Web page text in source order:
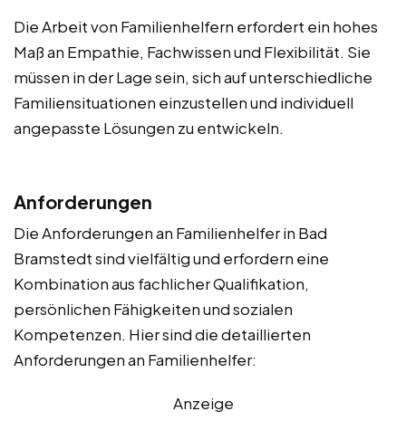
Die Arbeit von Familienhelfern erfordert ein hohes
Maß an Empathie, Fachwissen und Flexibilität. Sie
müssen in der Lage sein, sich auf unterschiedliche
Familiensituationen einzustellen und individuell
angepasste Lösungen zu entwickeln.
Anforderungen
Die Anforderungen an Familienhelfer in Bad
Bramstedt sind vielfältig und erfordern eine
Kombination aus fachlicher Qualifikation,
persönlichen Fähigkeiten und sozialen
Kompetenzen. Hier sind die detaillierten
Anforderungen an Familienhelfer:
Anzeige